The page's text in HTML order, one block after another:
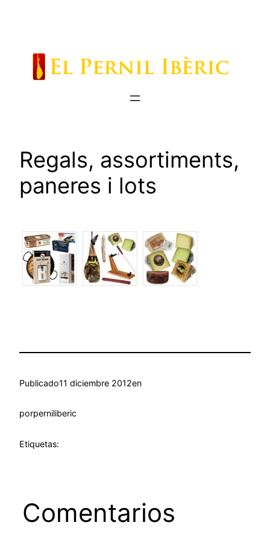
Regals, assortiments,
paneres i lots
Publicado11 diciembre 2012en
porperniliberic
Etiquetas:
Comentarios